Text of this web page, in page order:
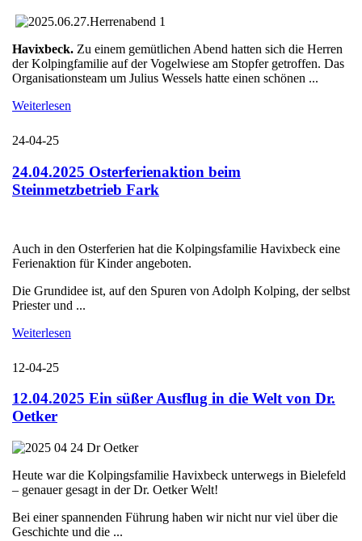
Havixbeck. Zu einem gemütlichen Abend hatten sich die Herren
der Kolpingfamilie auf der Vogelwiese am Stopfer getroffen. Das
Organisationsteam um Julius Wessels hatte einen schönen ...
Weiterlesen
24-04-25
24.04.2025 Osterferienaktion beim
Steinmetzbetrieb Fark
Auch in den Osterferien hat die Kolpingsfamilie Havixbeck eine
Ferienaktion für Kinder angeboten.
Die Grundidee ist, auf den Spuren von Adolph Kolping, der selbst
Priester und ...
Weiterlesen
12-04-25
12.04.2025 Ein süßer Ausflug in die Welt von Dr.
Oetker
Heute war die Kolpingsfamilie Havixbeck unterwegs in Bielefeld
– genauer gesagt in der Dr. Oetker Welt!
Bei einer spannenden Führung haben wir nicht nur viel über die
Geschichte und die ...